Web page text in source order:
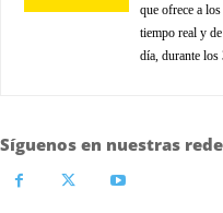
que ofrece a
tiempo real y
día, durante los
Síguenos en nuestras